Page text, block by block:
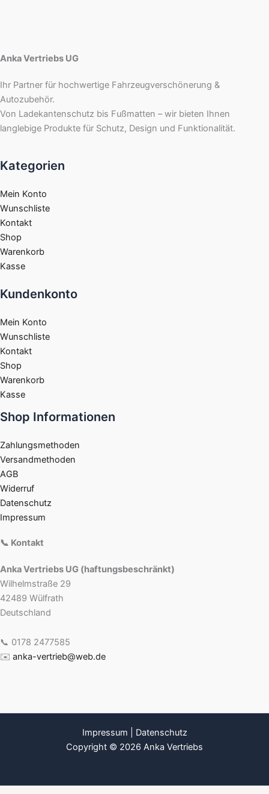
Anka Vertriebs UG
Ihr Partner für hochwertige Fahrzeugverschönerung &
Autozubehör.
Von Ladekantenschutz bis Fußmatten – wir bieten Ihnen
langlebige Produkte für Schutz, Design und Funktionalität.
Kategorien
Mein Konto
Wunschliste
Kontakt
Shop
Warenkorb
Kasse
Kundenkonto
Mein Konto
Wunschliste
Kontakt
Shop
Warenkorb
Kasse
Shop Informationen
Zahlungsmethoden
Versandmethoden
AGB
Widerruf
Datenschutz
Impressum
📞 Kontakt
Anka Vertriebs UG (haftungsbeschränkt)
Wilhelmstraße 29
42489 Wülfrath
Deutschland
📞 0178 2477585
✉️ anka-vertrieb@web.de
Impressum
Datenschutz
Copyright © 2026 Anka Vertriebs